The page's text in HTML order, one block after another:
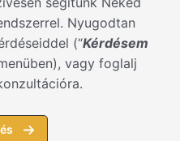
Nyugodtan
(“Kérdésem
vagy foglalj